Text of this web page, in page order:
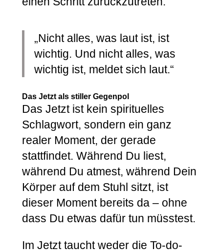
„Nicht alles, was laut ist, ist
wichtig. Und nicht alles, was
wichtig ist, meldet sich laut.“
Das Jetzt als stiller Gegenpol
Das Jetzt ist kein spirituelles
Schlagwort, sondern ein ganz
realer Moment, der gerade
stattfindet. Während Du liest,
während Du atmest, während Dein
Körper auf dem Stuhl sitzt, ist
dieser Moment bereits da – ohne
dass Du etwas dafür tun müsstest.
Im Jetzt taucht weder die To-do-